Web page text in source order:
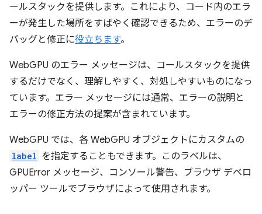
ールスタックを提供します。これにより、コード内のエラ
ーが発生した場所をすばやく確認できるため、エラーのデ
バッグと修正に役立ちます。
WebGPU のエラー メッセージは、コールスタックを提供
するだけでなく、理解しやすく、対処しやすいものになっ
ています。エラー メッセージには通常、エラーの説明と
エラーの修正方法の提案が含まれています。
WebGPU では、各 WebGPU オブジェクトにカスタムの
label を指定することもできます。このラベルは、
GPUError メッセージ、コンソール警告、ブラウザ デベロ
ッパー ツールでブラウザによって使用されます。